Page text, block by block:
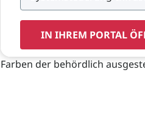
IN IHREM PORTAL
Farben der behördlich